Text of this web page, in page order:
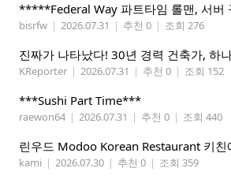
*****Federal Way 파트타임 롤맨, 서
bisrfw | 2026.07.31 | 추천 0 | 조회 276
KReporter | 2026.07.31 | 추천 0 | 조회 152
***Sushi Part Time***
raewon64 | 2026.07.31 | 추천 0 | 조회 440
kami | 2026.07.30 | 추천 0 | 조회 359